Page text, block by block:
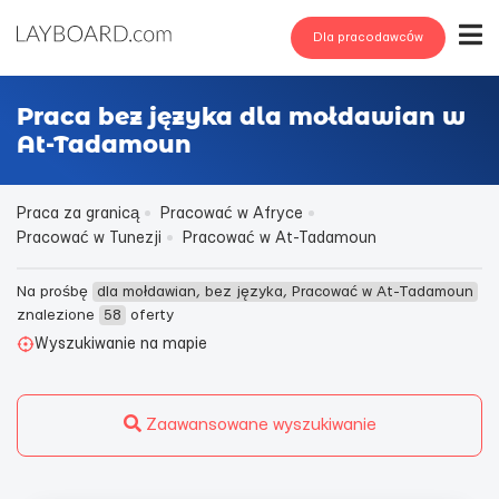
Dla pracodawców
Praca bez języka dla mołdawian w
At-Tadamoun
Praca za granicą
Pracować w Afryce
Pracować w Tunezji
Pracować w At-Tadamoun
Na prośbę dla mołdawian, bez języka, Pracować w At-Tadamoun
znalezione
58
oferty
Wyszukiwanie na mapie
Zaawansowane wyszukiwanie